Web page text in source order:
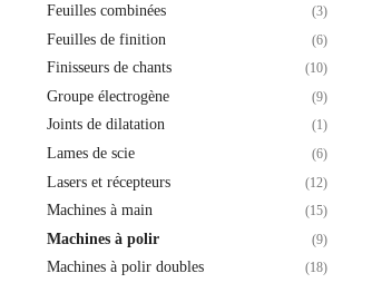
Feuilles combinées (3)
Feuilles de finition (6)
Finisseurs de chants (10)
Groupe électrogène (9)
Joints de dilatation (1)
Lames de scie (6)
Lasers et récepteurs (12)
Machines à main (15)
Machines à polir (9)
Machines à polir doubles (18)